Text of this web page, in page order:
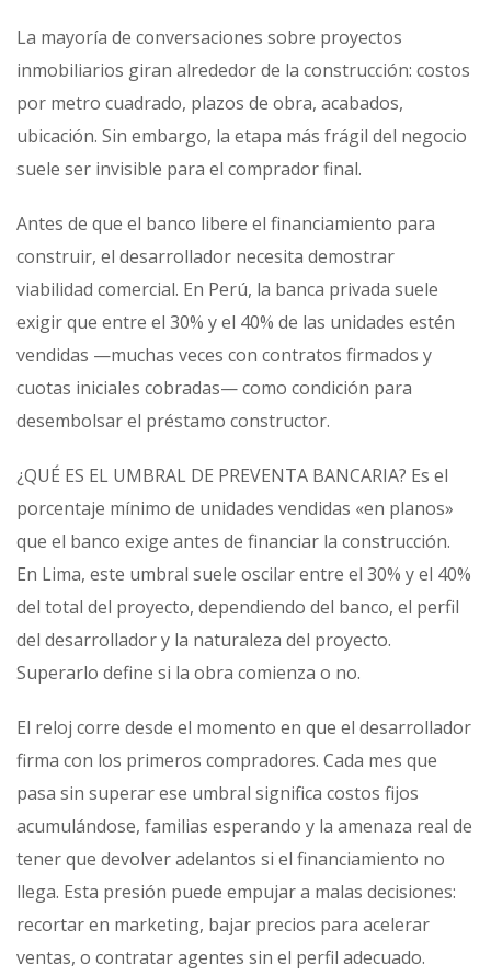
La mayoría de conversaciones sobre proyectos
inmobiliarios giran alrededor de la construcción: costos
por metro cuadrado, plazos de obra, acabados,
ubicación. Sin embargo, la etapa más frágil del negocio
suele ser invisible para el comprador final.
Antes de que el banco libere el financiamiento para
construir, el desarrollador necesita demostrar
viabilidad comercial. En Perú, la banca privada suele
exigir que entre el 30% y el 40% de las unidades estén
vendidas —muchas veces con contratos firmados y
cuotas iniciales cobradas— como condición para
desembolsar el préstamo constructor.
¿QUÉ ES EL UMBRAL DE PREVENTA BANCARIA? Es el
porcentaje mínimo de unidades vendidas «en planos»
que el banco exige antes de financiar la construcción.
En Lima, este umbral suele oscilar entre el 30% y el 40%
del total del proyecto, dependiendo del banco, el perfil
del desarrollador y la naturaleza del proyecto.
Superarlo define si la obra comienza o no.
El reloj corre desde el momento en que el desarrollador
firma con los primeros compradores. Cada mes que
pasa sin superar ese umbral significa costos fijos
acumulándose, familias esperando y la amenaza real de
tener que devolver adelantos si el financiamiento no
llega. Esta presión puede empujar a malas decisiones:
recortar en marketing, bajar precios para acelerar
ventas, o contratar agentes sin el perfil adecuado.